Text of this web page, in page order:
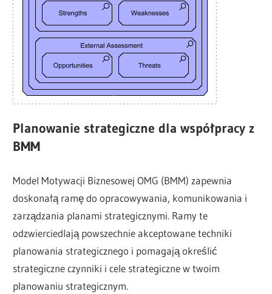
Planowanie strategiczne dla współpracy z
BMM
Model Motywacji Biznesowej OMG (BMM) zapewnia
doskonałą ramę do opracowywania, komunikowania i
zarządzania planami strategicznymi. Ramy te
odzwierciedlają powszechnie akceptowane techniki
planowania strategicznego i pomagają określić
strategiczne czynniki i cele strategiczne w twoim
planowaniu strategicznym.